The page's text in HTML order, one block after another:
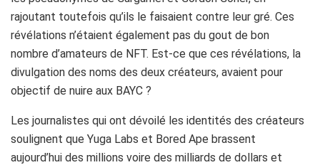
rajoutant toutefois qu’ils le faisaient contre leur gré. Ces
révélations n’étaient également pas du gout de bon
nombre d’amateurs de NFT. Est-ce que ces révélations, la
divulgation des noms des deux créateurs, avaient pour
objectif de nuire aux BAYC ?
Les journalistes qui ont dévoilé les identités des créateurs
soulignent que Yuga Labs et Bored Ape brassent
aujourd’hui des millions voire des milliards de dollars et